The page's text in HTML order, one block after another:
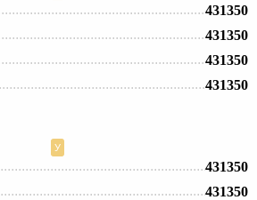
431350
431350
431350
431350
У
431350
431350